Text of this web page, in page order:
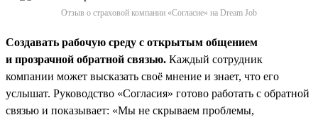
Отзыв о страховой компании «Согласие» на Dream Job
Создавать рабочую среду с открытым общением
и прозрачной обратной связью. Каждый сотрудник
компании может высказать своё мнение и знает, что его
услышат. Руководство «Согласия» готово работать с обратной
связью и показывает: «Мы не скрываем проблемы,